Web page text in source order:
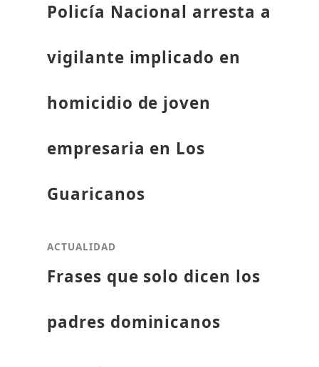
Policía Nacional arresta a
vigilante implicado en
homicidio de joven
empresaria en Los
Guaricanos
ACTUALIDAD
Frases que solo dicen los
padres dominicanos